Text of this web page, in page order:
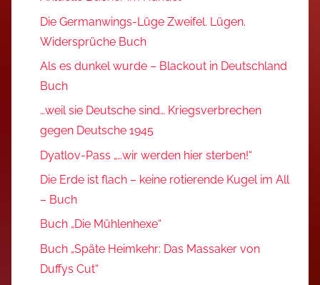
Die Germanwings-Lüge Zweifel. Lügen.
Widersprüche Buch
Als es dunkel wurde – Blackout in Deutschland
Buch
…weil sie Deutsche sind… Kriegsverbrechen
gegen Deutsche 1945
Dyatlov-Pass „…wir werden hier sterben!“
Die Erde ist flach – keine rotierende Kugel im All
– Buch
Buch „Die Mühlenhexe“
Buch „Späte Heimkehr: Das Massaker von
Duffys Cut“